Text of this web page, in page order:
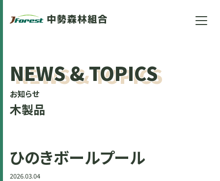
NEWS & TOPICS
お知らせ
木製品
ひのきボールプール
2026.03.04